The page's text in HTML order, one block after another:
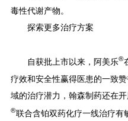
毒性代谢产物。
探索更多治疗方案
自获批上市以来，阿美乐®
疗效和安全性赢得医患的一致
域的治疗潜力，翰森制药还在
®联合含铂双药化疗一线治疗有